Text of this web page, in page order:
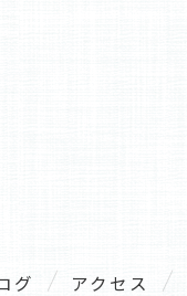
グ アクセス